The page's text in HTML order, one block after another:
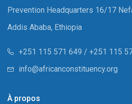
Prevention Headquarters 16/17
Addis Ababa, Ethiopia
+251 115 571 649 / +251 115
info@africanconstituency.org
À propos